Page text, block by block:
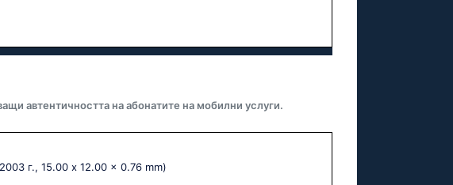
автентичността на абонатите на мобилни услуги.
г., 15.00 x 12.00 x 0.76 mm)